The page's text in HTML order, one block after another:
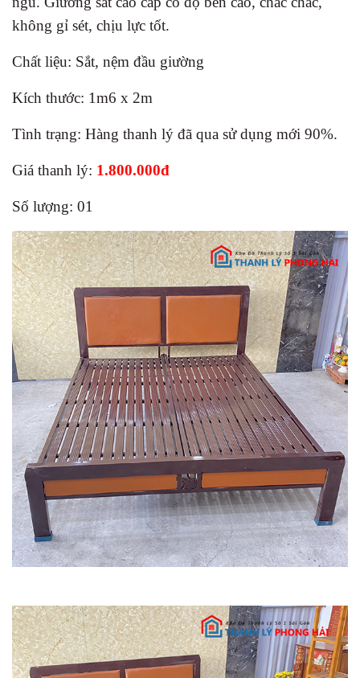
không gỉ sét, chịu lực tốt.
Chất liệu: Sắt, nệm đầu giường
Kích thước: 1m6 x 2m
Tình trạng: Hàng thanh lý đã qua sử dụng mới 90%.
Giá thanh lý: 1.800.000đ
Số lượng: 01